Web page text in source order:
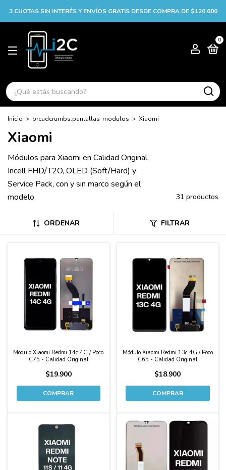
3 CUOTAS SIN INTERÉS Y ENVÍOS GRATIS DESDE COMPRA DE $120.000
0
Inicio > breadcrumbs.pantallas-modulos > Xiaomi
Xiaomi
Módulos para Xiaomi en Calidad Original,
Incell FHD/T2O, OLED (Soft/Hard) y
Service Pack, con y sin marco según el
modelo.
31 productos
ORDENAR FILTRAR
Módulo Xiaomi Redmi 14c 4G / Poco
C75 - Calidad Original
$19.900
Módulo Xiaomi Redmi 13c 4G / Poco
C65 - Calidad Original
$18.900